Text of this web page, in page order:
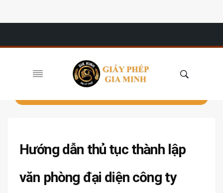
Hướng dẫn thủ tục thành lập
văn phòng đại diện công ty